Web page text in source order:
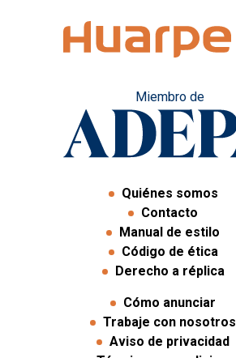
Miembro de
Quiénes somos
Contacto
Manual de estilo
Código de ética
Derecho a réplica
Cómo anunciar
Trabaje con nosotros
Aviso de privacidad